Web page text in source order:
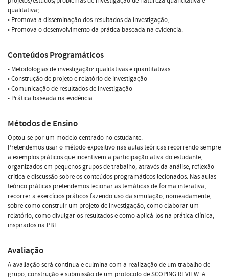
qualitativa;
• Promova a disseminação dos resultados da investigação;
• Promova o desenvolvimento da prática baseada na evidencia.
Conteúdos Programáticos
• Metodologias de investigação: qualitativas e quantitativas
• Construção de projeto e relatório de investigação
• Comunicação de resultados de investigação
• Prática baseada na evidência
Métodos de Ensino
Optou-se por um modelo centrado no estudante.
Pretendemos usar o método expositivo nas aulas teóricas recorrendo sempre
a exemplos práticos que incentivem a participação ativa do estudante,
organizados em pequenos grupos de trabalho, através da análise, reflexão
critica e discussão sobre os conteúdos programáticos lecionados. Nas aulas
teórico práticas pretendemos lecionar as temáticas de forma interativa,
recorrer a exercícios práticos fazendo uso da simulação, nomeadamente,
sobre como construir um projeto de investigação, como elaborar um
relatório, como divulgar os resultados e como aplicá-los na prática clínica,
inspirados na PBL.
Avaliação
A avaliação será continua e culmina com a realização de um trabalho de
grupo, construção e submissão de um protocolo de SCOPING REVIEW. A